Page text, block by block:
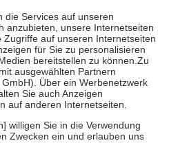
nie mehr als die tatsächlichen
auch für Online-Apotheken.
beträgt die
sowie zehn Euro je
für ihre eigene Gesundheit zu
der Familie zu unterstützen,